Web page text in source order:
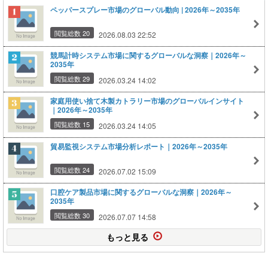
ペッパースプレー市場のグローバル動向 | 2026年～2035年
閲覧総数 20 2026.08.03 22:52
競馬計時システム市場に関するグローバルな洞察｜2026年～
2035年
閲覧総数 29 2026.03.24 14:02
家庭用使い捨て木製カトラリー市場のグローバルインサイト
｜2026年～2035年
閲覧総数 15 2026.03.24 14:05
貿易監視システム市場分析レポート｜2026年～2035年
閲覧総数 24 2026.07.02 15:09
口腔ケア製品市場に関するグローバルな洞察｜2026年～
2035年
閲覧総数 30 2026.07.07 14:58
もっと見る